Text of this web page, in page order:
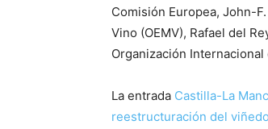
Comisión Europea, John-
Vino (OEMV), Rafael del
Organización
La entrada Castilla-La
reestructuración del